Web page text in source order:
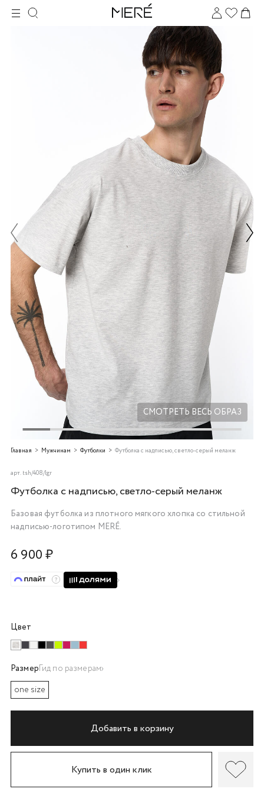
СМОТРЕТЬ ВЕСЬ ОБРАЗ
Главная Мужчинам Футболки Футболка с надписью, светло-серый меланж
арт. tsh/408/lgr
Футболка с надписью, светло-серый меланж
Базовая футболка из плотного мягкого хлопка со стильной
надписью-логотипом MERÉ.
6 900 ₽
Цвет
РазмерГид по размерам
one size
Добавить в корзину
Купить в один клик
График платежей
Сегодня
25
Добавляйте товары
в корзину
Оплачивайте сегодня только
25% картой любого банка
Получайте товар
выбранный способом
Оставшиеся75% будут
списываться с вашей карты
по
Подробнее
недели